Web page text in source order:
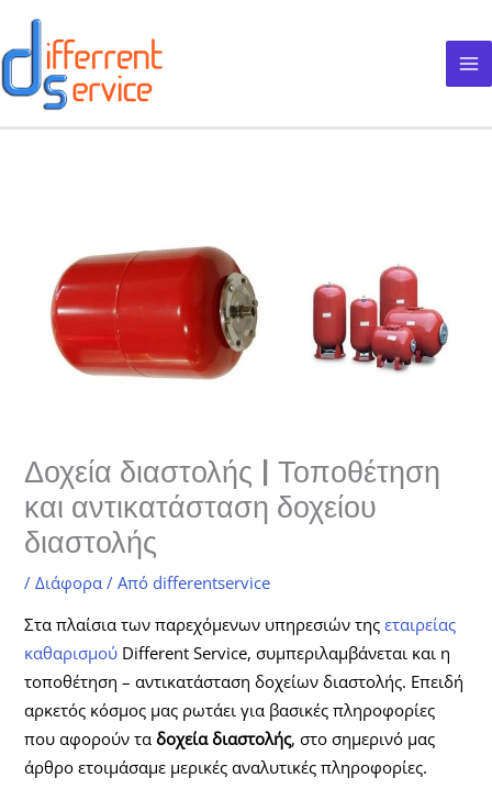
Μετάβαση
περιεχόμενο
Δοχεία διαστολής | Τοποθέτηση
και αντικατάσταση δοχείου
διαστολής
/Διάφορα / Από differentservice
Στα πλαίσια των παρεχόμενων υπηρεσιών τηςεταιρείας
καθαρισμού Different Service, συμπεριλαμβάνεται και η
τοποθέτηση – αντικατάσταση δοχείων διαστολής. Επειδή
αρκετός κόσμος μας ρωτάει για βασικές πληροφορίες
που αφορούν ταδοχεία διαστολής, στο σημερινό μας
άρθρο ετοιμάσαμε μερικές αναλυτικές πληροφορίες.